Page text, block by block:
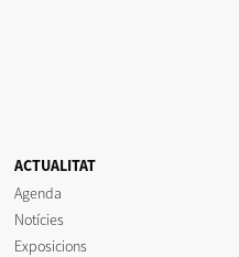
ACTUALITAT
Agenda
Notícies
Exposicions